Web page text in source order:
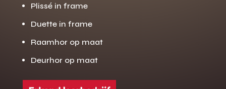
Plissé in frame
Duette in frame
Raamhor op maat
Deurhor op maat